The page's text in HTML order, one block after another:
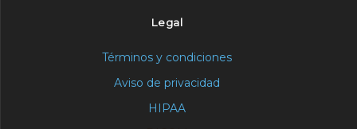
Legal
Términos y condiciones
Aviso de privacidad
HIPAA